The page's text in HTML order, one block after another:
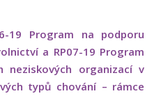
19 Program na podporu
a RP07-19 Program
neziskových organizací v
typů chování – rámce